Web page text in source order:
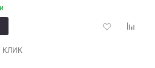
Добавить
КЛИК